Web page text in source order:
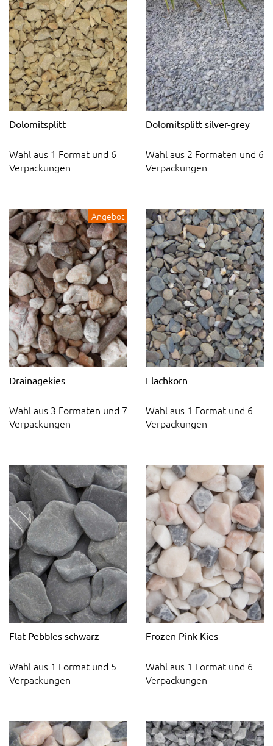
Dolomitsplitt
Wahl aus 1 Format und 6
Verpackungen
Dolomitsplitt silver-grey
Wahl aus 2 Formaten und 6
Verpackungen
Angebot
Drainagekies
Wahl aus 3 Formaten und 7
Verpackungen
Flachkorn
Wahl aus 1 Format und 6
Verpackungen
Flat Pebbles schwarz
Wahl aus 1 Format und 5
Verpackungen
Frozen Pink Kies
Wahl aus 1 Format und 6
Verpackungen